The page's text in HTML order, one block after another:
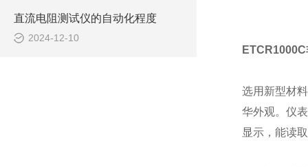
直流电阻测试仪的自动化程度
2024-12-10
选用新型材
华外观。仪
显示，能读